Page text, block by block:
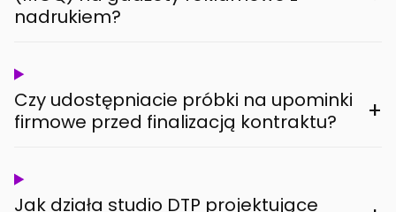
nadrukiem?
Czy udostępniacie próbki na upominki
firmowe przed finalizacją kontraktu?
+
Jak działa studio DTP projektujące